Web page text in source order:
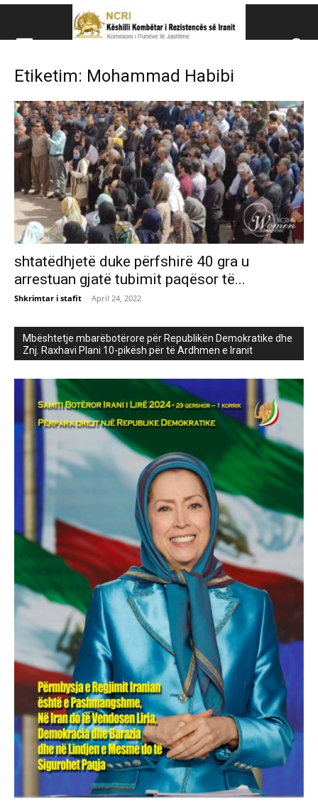
Këshillit Kombëtar të
Këshillit Kombëtar të Rezistencës së Iranit (NCRI)
Etiketim: Mohammad Habibi
shtatëdhjetë duke përfshirë 40 gra u
arrestuan gjatë tubimit paqësor të...
Shkrimtar i stafit - April 24, 2022
Mbështetje mbarëbotërore për Republikën Demokratike dhe
Znj. Raxhavi Plani 10-pikësh për të Ardhmen e Iranit